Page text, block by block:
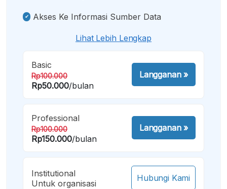
Akses Ke Informasi Sumber Data
Lihat Lebih Lengkap
Basic
Rp100.000
Rp50.000/bulan
Langganan»
Professional
Rp100.000
Rp150.000/bulan
Langganan»
Institutional
Untuk organisasi
Hubungi Kami